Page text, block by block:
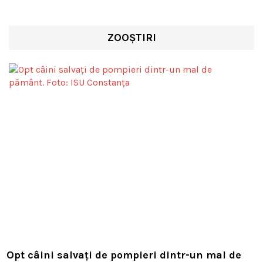
ZOOȘTIRI
Opt câini salvați de pompieri dintr-un mal de